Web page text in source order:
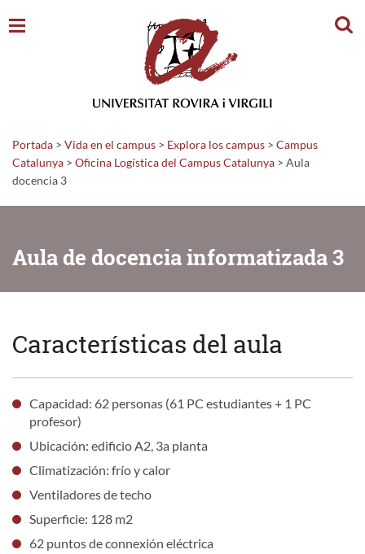
Portada > Vida en el campus > Explora los campus > Campus
Catalunya > Oficina Logística del Campus Catalunya > Aula
docencia 3
Aula de docencia informatizada 3
Características del aula
Capacidad: 62 personas (61 PC estudiantes + 1 PC
profesor)
Ubicación: edificio A2, 3a planta
Climatización: frío y calor
Ventiladores de techo
Superficie: 128 m2
62 puntos de connexión eléctrica